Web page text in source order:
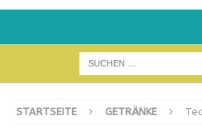
STARTSEITE GETRÄNKE